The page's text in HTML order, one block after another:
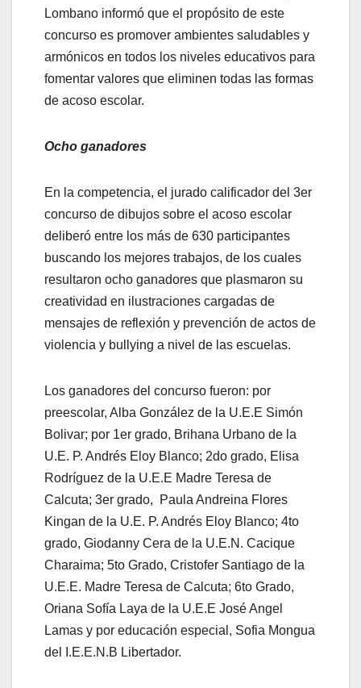
Lombano informó que el propósito de este
concurso es promover ambientes saludables y
armónicos en todos los niveles educativos para
fomentar valores que eliminen todas las formas
de acoso escolar.
Ocho ganadores
En la competencia, el jurado calificador del 3er
concurso de dibujos sobre el acoso escolar
deliberó entre los más de 630 participantes
buscando los mejores trabajos, de los cuales
resultaron ocho ganadores que plasmaron su
creatividad en ilustraciones cargadas de
mensajes de reflexión y prevención de actos de
violencia y bullying a nivel de las escuelas.
Los ganadores del concurso fueron: por
preescolar, Alba González de la U.E.E Simón
Bolivar; por 1er grado, Brihana Urbano de la
U.E. P. Andrés Eloy Blanco; 2do grado, Elisa
Rodríguez de la U.E.E Madre Teresa de
Calcuta; 3er grado, Paula Andreina Flores
Kingan de la U.E. P. Andrés Eloy Blanco; 4to
grado, Giodanny Cera de la U.E.N. Cacique
Charaima; 5to Grado, Cristofer Santiago de la
U.E.E. Madre Teresa de Calcuta; 6to Grado,
Oriana Sofía Laya de la U.E.E José Angel
Lamas y por educación especial, Sofia Mongua
del I.E.E.N.B Libertador.